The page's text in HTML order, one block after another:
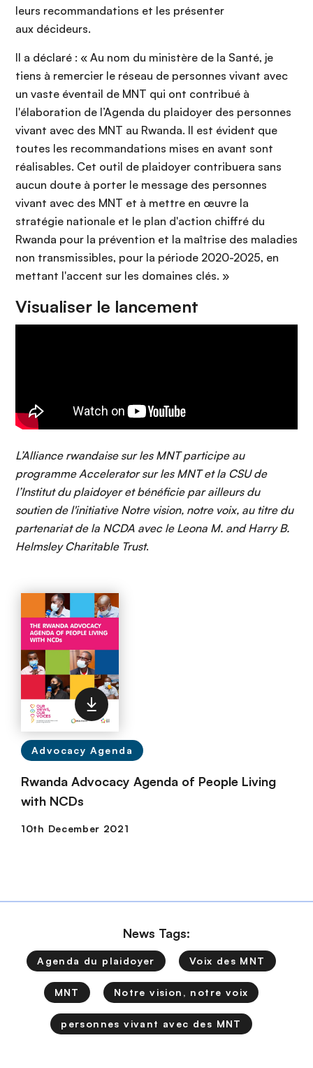
leurs recommandations et les présenter
aux décideurs.
Il a déclaré : « Au nom du ministère de la Santé, je
tiens à remercier le réseau de personnes vivant avec
un vaste éventail de MNT qui ont contribué à
l'élaboration de l’Agenda du plaidoyer des personnes
vivant avec des MNT au Rwanda. Il est évident que
toutes les recommandations mises en avant sont
réalisables. Cet outil de plaidoyer contribuera sans
aucun doute à porter le message des personnes
vivant avec des MNT et à mettre en œuvre la
stratégie nationale et le plan d'action chiffré du
Rwanda pour la prévention et la maîtrise des maladies
non transmissibles, pour la période 2020-2025, en
mettant l'accent sur les domaines clés. »
Visualiser le lancement
L’Alliance rwandaise sur les MNT participe au
programme Accelerator sur les MNT et la CSU de
l’Institut du plaidoyer et bénéficie par ailleurs du
soutien de l'initiative Notre vision, notre voix, au titre du
partenariat de la NCDA avec le Leona M. and Harry B.
Helmsley Charitable Trust.
Advocacy Agenda
Rwanda Advocacy Agenda of People Living
with NCDs
News Tags:
Agenda du plaidoyer Voix des MNT
MNT Notre vision, notre voix
personnes vivant avec des MNT